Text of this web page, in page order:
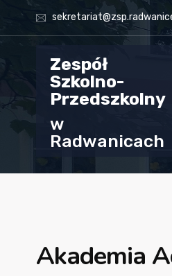
Zespół
Szkolno-
Przedszkolny
w
Radwanicach
Akademia